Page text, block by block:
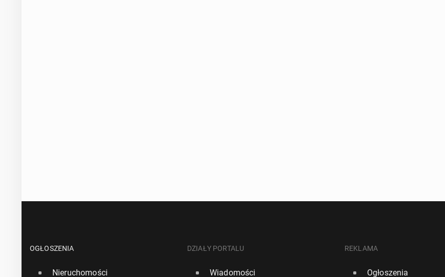
OGŁOSZENIA
Nieruchomości
DZIAŁY PORTALU
Wiadomości
REKLAMA
Ogłoszenia